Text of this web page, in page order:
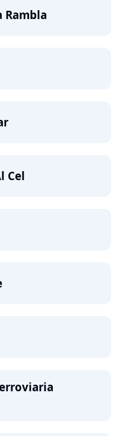
Rambla
Cel